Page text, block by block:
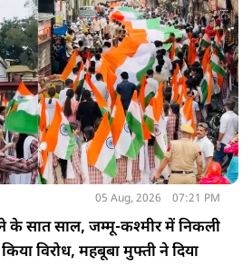
05 Aug, 2026 07:21 PM
के सात साल, जम्मू-कश्मीर में निकली
विरोध, महबूबा मुफ्ती ने दिया